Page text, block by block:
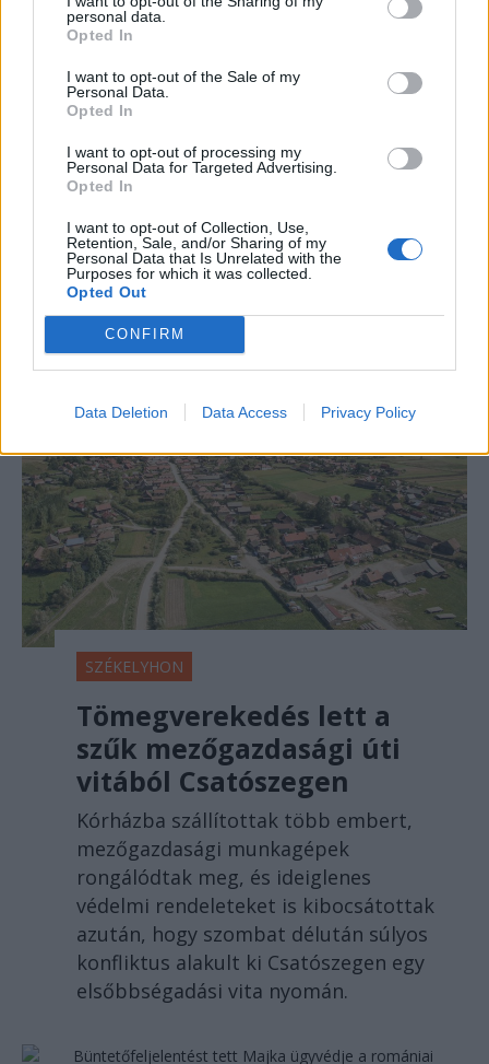
personal data.
Opted In
I want to opt-out of the Sale of my
Personal Data.
Opted In
I want to opt-out of processing my
Personal Data for Targeted Advertising.
Opted In
I want to opt-out of Collection, Use,
Retention, Sale, and/or Sharing of my
Personal Data that Is Unrelated with the
Purposes for which it was collected.
Opted Out
CONFIRM
Data Deletion Data Access Privacy Policy
A Román Rendőrség azt
üzeni, semmiképpen ne
higgyenek a Román
Rendőrségnek – hírmix
További híreink: sziklát akart a
Dunába robbantani a hadsereg,
szerint pedig semmiféle korlátozás
nem lesz a lakossági
áramfogyasztásban.
SZÉKELYHON
Tömegverekedés lett a
szűk mezőgazdasági úti
vitából Csatószegen
Kórházba szállítottak több embert,
mezőgazdasági munkagépek
rongálódtak meg, és ideiglenes
védelmi rendeleteket is kibocsátottak
azután, hogy szombat délután súlyos
konfliktus alakult ki Csatószegen egy
elsőbbségadási vita nyomán.